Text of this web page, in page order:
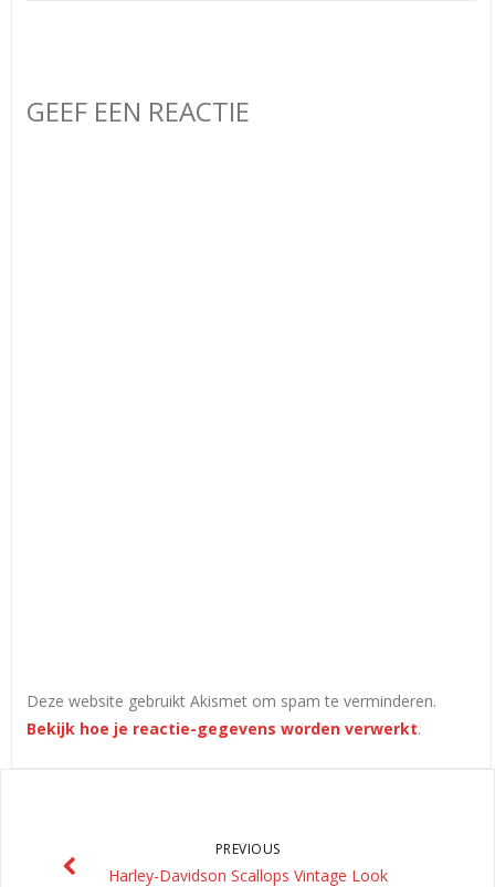
GEEF EEN REACTIE
Deze website gebruikt Akismet om spam te verminderen.
Bekijk hoe je reactie-gegevens worden verwerkt.
PREVIOUS
Harley-Davidson Scallops Vintage Look